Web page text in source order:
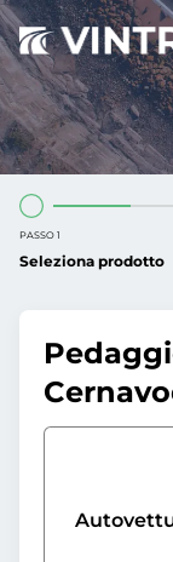
PASSO 1
Seleziona prodotto